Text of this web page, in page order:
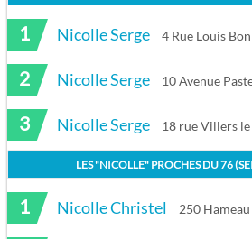
1 Nicolle Serge 4 Rue Louis
2 Nicolle Serge 10 Avenue
3 Nicolle Serge 18 rue Villers
LES "NICOLLE" PROCHES DU76
1 Nicolle Christel 250 Hameau